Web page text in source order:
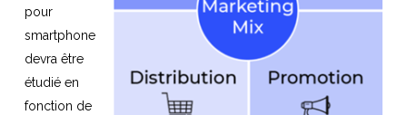
pour
smartphone
devra être
étudié en
fonction de